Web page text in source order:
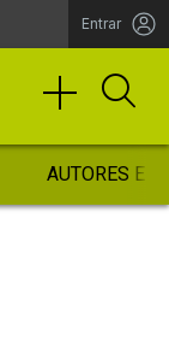
Entrar
AUTORES